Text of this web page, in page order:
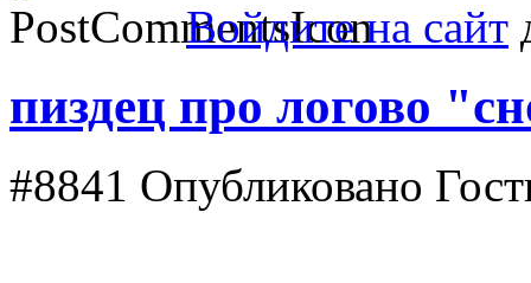
Войдите на сайт
пиздец про логово
#8841 Опубликовано